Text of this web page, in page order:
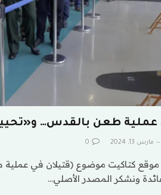
عملية طعن بالقدس…
مارس 13, 2024 0
كتاكيت موضوع (قتيلان في عملية
ونشكر المصدر الأصلي…